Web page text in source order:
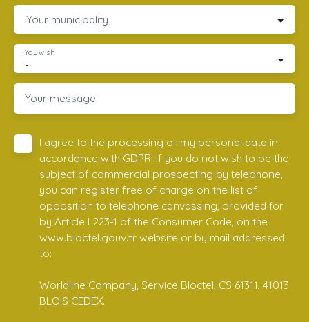
Your municipality
-
You wish
Your message
I agree to the processing of my personal data in
accordance with GDPR. If you do not wish to be the
subject of commercial prospecting by telephone,
you can register free of charge on the list of
opposition to telephone canvassing, provided for
by Article L223-1 of the Consumer Code, on the
www.bloctel.gouv.fr website or by mail addressed
to:
Worldline Company, Service Bloctel, CS 61311, 41013
BLOIS CEDEX.